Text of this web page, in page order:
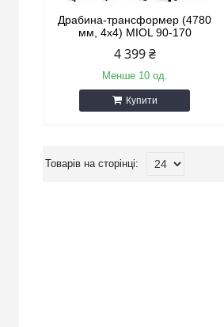
Драбина-трансформер (4780
мм, 4х4) MIOL 90-170
4 399 ₴
Менше 10 од.
Купити